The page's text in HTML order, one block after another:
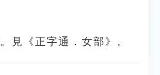
見《正字通．女部》。